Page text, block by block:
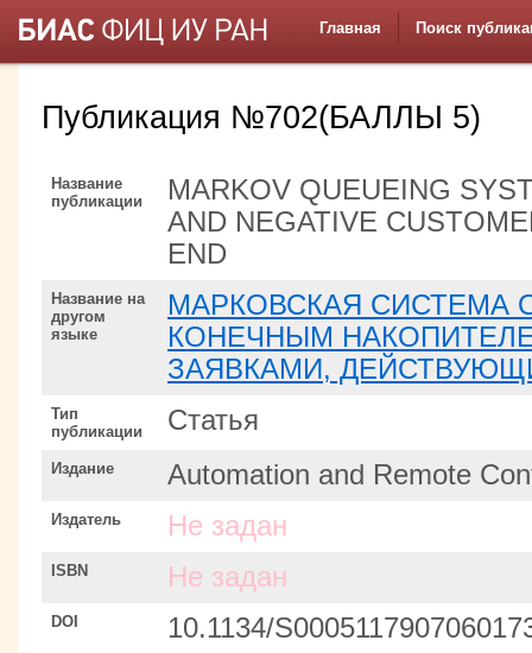
Главная Поиск
Публикация №702(БАЛЛЫ 5)
Название
публикации
MARKOV QUEUEING
AND NEGATIVE
END
Название на
другом
языке
МАРКОВСКАЯ СИСТЕМА
КОНЕЧНЫМ
ЗАЯВКАМИ,
Тип
публикации
Статья
Издание Automation and Remote
Издатель Не задан
ISBN Не задан
DOI 10.1134/